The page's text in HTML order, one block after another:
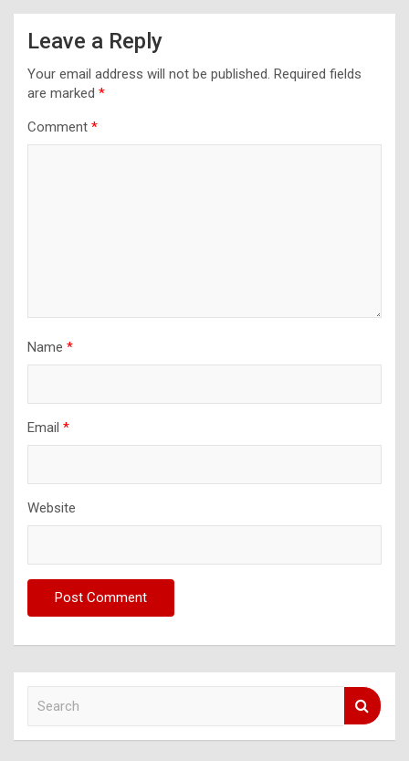
Leave a Reply
Your email address will not be published. Required fields
are marked *
Comment *
Name *
Email *
Website